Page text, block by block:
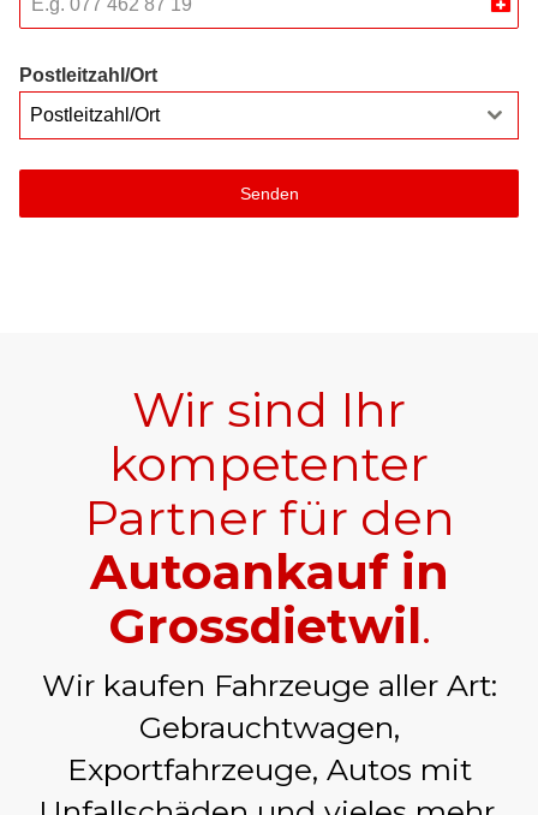
Postleitzahl/Ort
Postleitzahl/Ort
Senden
Wir sind Ihr
kompetenter
Partner für den
Autoankauf in
Grossdietwil.
Wir kaufen Fahrzeuge aller Art:
Gebrauchtwagen,
Exportfahrzeuge, Autos mit